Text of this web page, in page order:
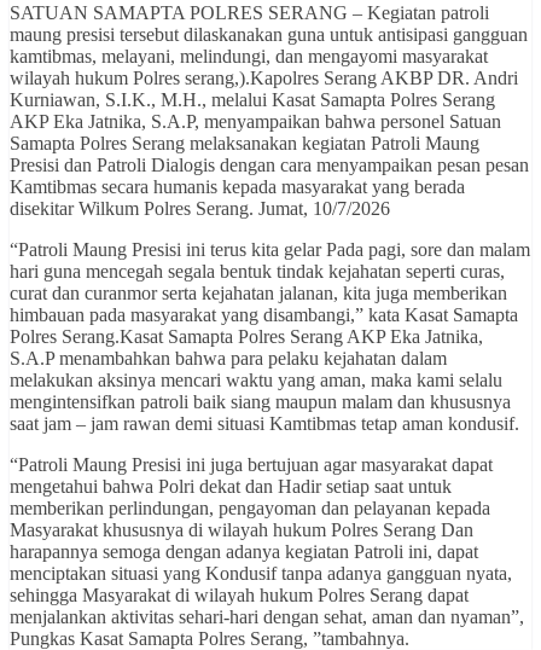
SATUAN SAMAPTA POLRES SERANG – Kegiatan patroli
maung presisi tersebut dilaskanakan guna untuk antisipasi gangguan
kamtibmas, melayani, melindungi, dan mengayomi masyarakat
wilayah hukum Polres serang,).Kapolres Serang AKBP DR. Andri
Kurniawan, S.I.K., M.H., melalui Kasat Samapta Polres Serang
AKP Eka Jatnika, S.A.P, menyampaikan bahwa personel Satuan
Samapta Polres Serang melaksanakan kegiatan Patroli Maung
Presisi dan Patroli Dialogis dengan cara menyampaikan pesan pesan
Kamtibmas secara humanis kepada masyarakat yang berada
disekitar Wilkum Polres Serang. Jumat, 10/7/2026
“Patroli Maung Presisi ini terus kita gelar Pada pagi, sore dan malam
hari guna mencegah segala bentuk tindak kejahatan seperti curas,
curat dan curanmor serta kejahatan jalanan, kita juga memberikan
himbauan pada masyarakat yang disambangi,” kata Kasat Samapta
Polres Serang.Kasat Samapta Polres Serang AKP Eka Jatnika,
S.A.P menambahkan bahwa para pelaku kejahatan dalam
melakukan aksinya mencari waktu yang aman, maka kami selalu
mengintensifkan patroli baik siang maupun malam dan khususnya
saat jam – jam rawan demi situasi Kamtibmas tetap aman kondusif.
“Patroli Maung Presisi ini juga bertujuan agar masyarakat dapat
mengetahui bahwa Polri dekat dan Hadir setiap saat untuk
memberikan perlindungan, pengayoman dan pelayanan kepada
Masyarakat khususnya di wilayah hukum Polres Serang Dan
harapannya semoga dengan adanya kegiatan Patroli ini, dapat
menciptakan situasi yang Kondusif tanpa adanya gangguan nyata,
sehingga Masyarakat di wilayah hukum Polres Serang dapat
menjalankan aktivitas sehari-hari dengan sehat, aman dan nyaman”,
Pungkas Kasat Samapta Polres Serang, ”tambahnya.